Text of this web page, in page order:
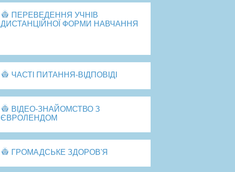
ПЕРЕВЕДЕННЯ УЧНІВ
ДИСТАНЦІЙНОЇ ФОРМИ НАВЧАННЯ
ЧАСТІ ПИТАННЯ-ВІДПОВІДІ
ВІДЕО-ЗНАЙОМСТВО З
ЄВРОЛЕНДОМ
ГРОМАДСЬКЕ ЗДОРОВ'Я